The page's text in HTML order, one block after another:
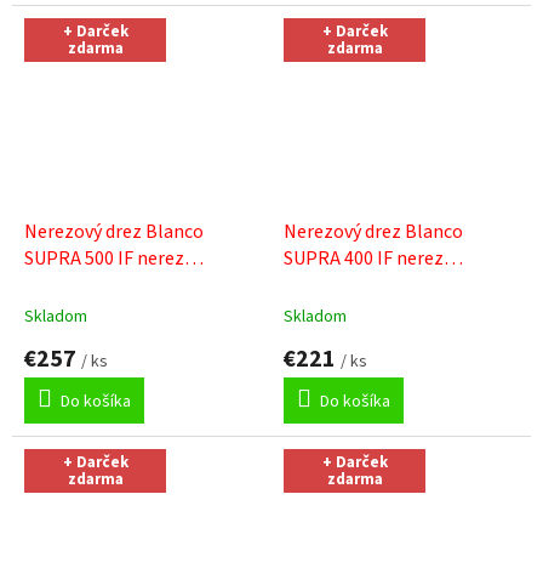
+ Darček
zdarma
Nerezový drez Blanco
SUPRA 500 IF nerez
pasta
Skladom
€257 / ks
Do košíka
+ Darček
zdarma
Nerezový drez Blanco
SUPRA 400 IF nerez
pasta
Skladom
€221 / ks
Do košíka
+ Darček
zdarma
+ Darček
zdarma